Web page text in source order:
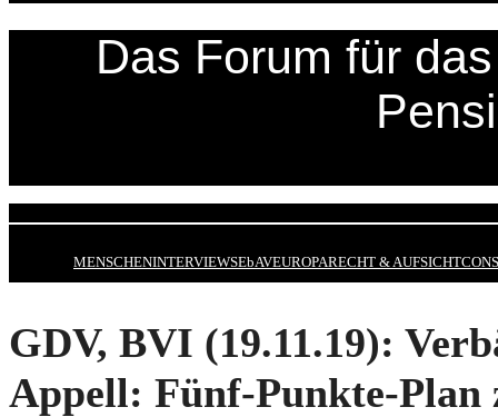
Das Forum für
MENSCHENINTERVIEWSEbAVEUROPARECHT & AUFSICHT
GDV, BVI (19.11.19):
Appell: Fünf-Punkte-Plan